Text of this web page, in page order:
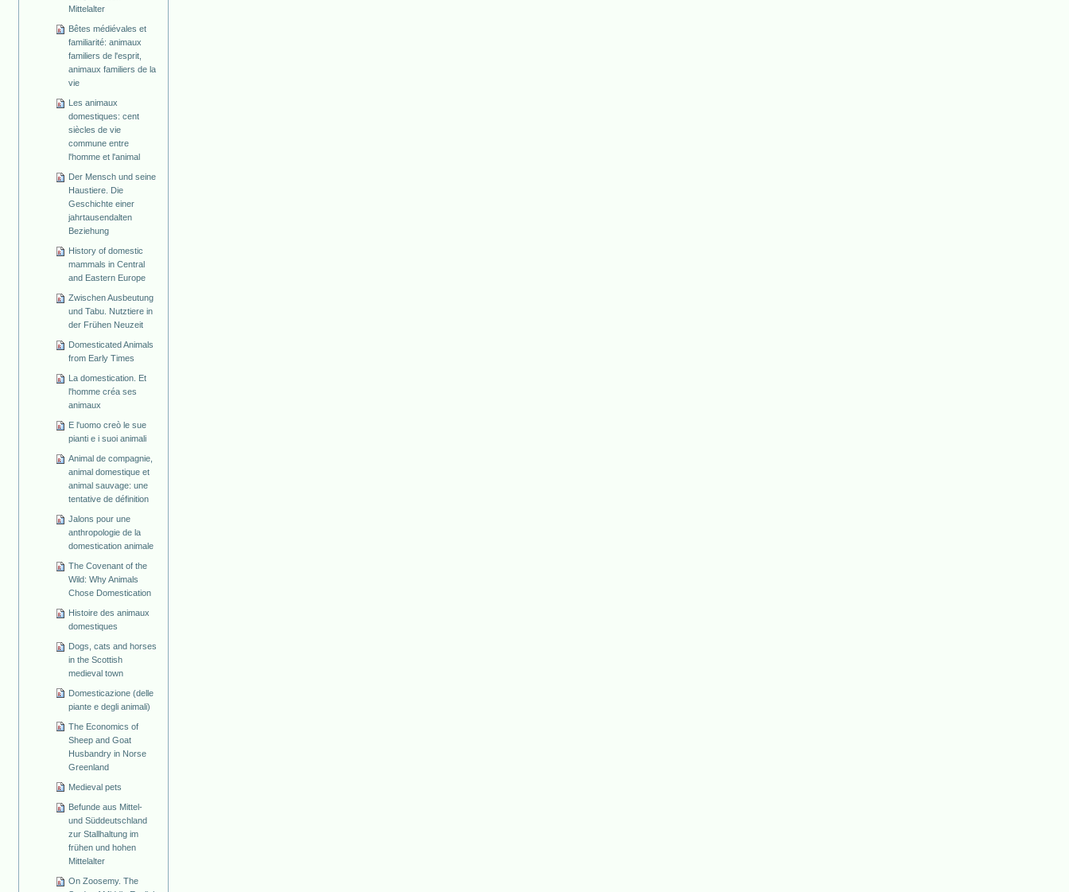
Mittelalter
Bêtes médiévales et
familiarité: animaux
familiers de l'esprit,
animaux familiers de la
vie
Les animaux
domestiques: cent
siècles de vie
commune entre
l'homme et l'animal
Der Mensch und seine
Haustiere. Die
Geschichte einer
jahrtausendalten
Beziehung
History of domestic
mammals in Central
and Eastern Europe
Zwischen Ausbeutung
und Tabu. Nutztiere in
der Frühen Neuzeit
Domesticated Animals
from Early Times
La domestication. Et
l'homme créa ses
animaux
E l'uomo creò le sue
pianti e i suoi animali
Animal de compagnie,
animal domestique et
animal sauvage: une
tentative de définition
Jalons pour une
anthropologie de la
domestication animale
The Covenant of the
Wild: Why Animals
Chose Domestication
Histoire des animaux
domestiques
Dogs, cats and horses
in the Scottish
medieval town
Domesticazione (delle
piante e degli animali)
The Economics of
Sheep and Goat
Husbandry in Norse
Greenland
Medieval pets
Befunde aus Mittel-
und Süddeutschland
zur Stallhaltung im
frühen und hohen
Mittelalter
On Zoosemy. The